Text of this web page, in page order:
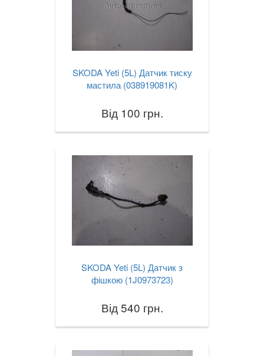
SKODA Yeti (5L) Датчик тиску
мастила (038919081K)
Від 100 грн.
SKODA Yeti (5L) Датчик з
фішкою (1J0973723)
Від 540 грн.